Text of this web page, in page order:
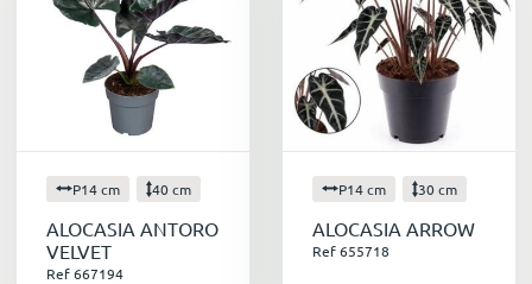
P14 cm 40 cm
ALOCASIA ANTORO
VELVET
Ref 667194
P14 cm 30 cm
ALOCASIA ARROW
Ref 655718